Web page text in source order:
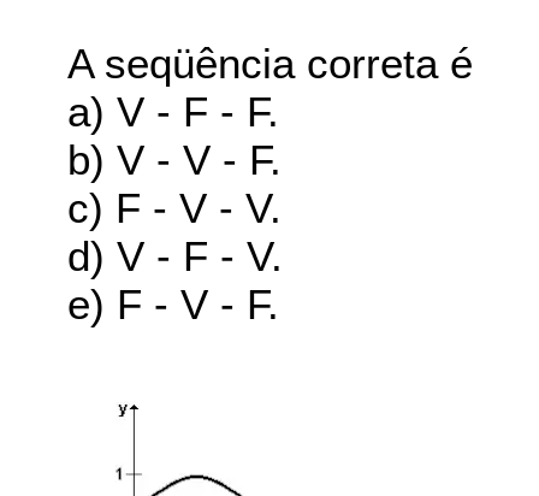
A seqüência correta é
a) V - F - F.
b) V - V - F.
c) F - V - V.
d) V - F - V.
e) F - V - F.